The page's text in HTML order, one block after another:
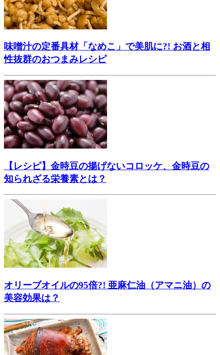
味噌汁の定番具材「なめこ」で美肌に?! お酒と相
性抜群のおつまみレシピ
【レシピ】金時豆の揚げないコロッケ、金時豆の
知られざる栄養素とは？
オリーブオイルの95倍?! 亜麻仁油（アマニ油）の
美容効果は？